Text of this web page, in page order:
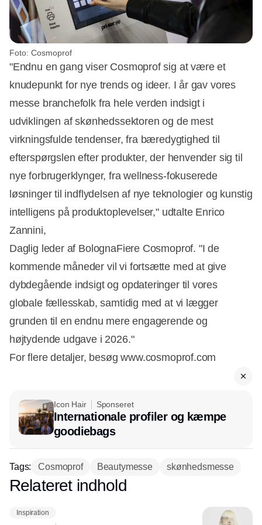
Foto: Cosmoprof
"Endnu en gang viser Cosmoprof sig at være et
knudepunkt for nye trends og ideer. I år gav vores
messe branchefolk fra hele verden indsigt i
udviklingen af skønhedssektoren og de mest
virkningsfulde tendenser, fra bæredygtighed til
efterspørgslen efter produkter, der henvender sig til
nye forbrugerklynger, fra wellness-fokuserede
løsninger til indflydelsen af nye teknologier og kunstig
intelligens på produktoplevelser," udtalte Enrico
Zannini,
Daglig leder af BolognaFiere Cosmoprof. "I de
kommende måneder vil vi fortsætte med at give
dybdegående indsigt og opdateringer til vores
globale fællesskab, samtidig med at vi lægger
grunden til en endnu mere engagerende og
højtydende udgave i 2026."
For flere detaljer, besøg www.cosmoprof.com
Icon Hair Sponseret
Internationale profiler og kæmpe
goodiebags
Tags: Cosmoprof Beautymesse skønhedsmesse
Annonce
Relateret indhold
Inspiration